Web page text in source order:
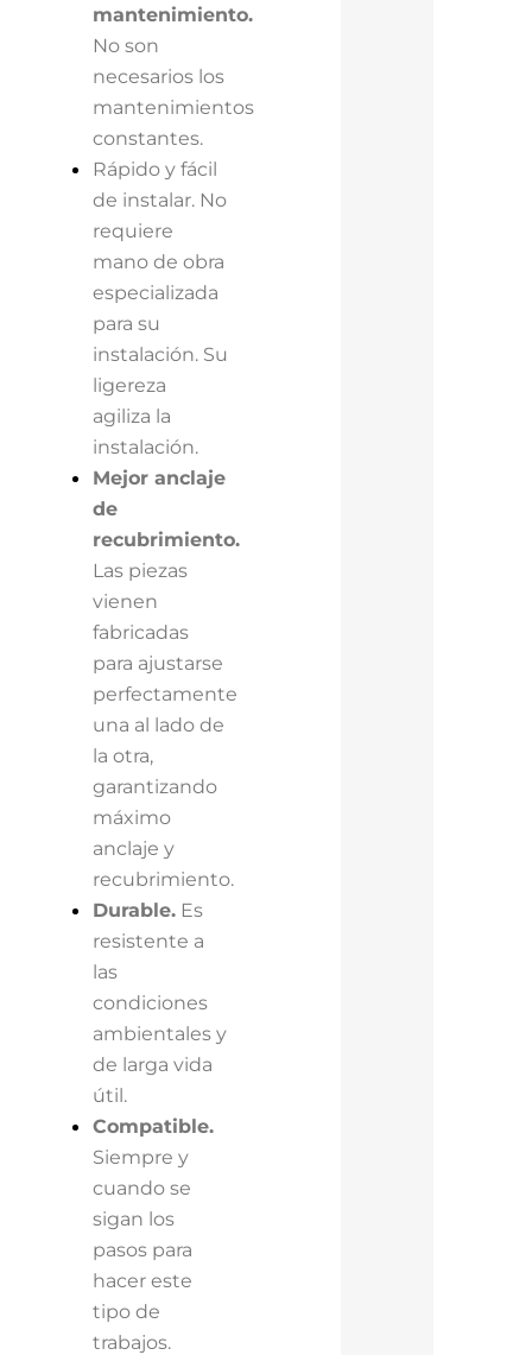
mantenimiento.
No son
necesarios los
mantenimientos
constantes.
Rápido y fácil
de instalar. No
requiere
mano de obra
especializada
para su
instalación. Su
ligereza
agiliza la
instalación.
Mejor anclaje
de
recubrimiento.
Las piezas
vienen
fabricadas
para ajustarse
perfectamente
una al lado de
la otra,
garantizando
máximo
anclaje y
recubrimiento.
Durable.Es
resistente a
las
condiciones
ambientales y
de larga vida
útil.
Compatible.
Siempre y
cuando se
sigan los
pasos para
hacer este
tipo de
trabajos.